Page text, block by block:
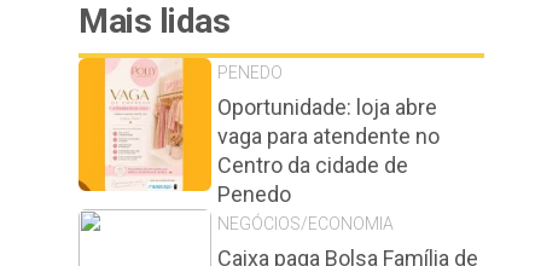
Mais lidas
PENEDO
Oportunidade: loja abre
vaga para atendente no
Centro da cidade de
Penedo
NEGÓCIOS/ECONOMIA
Caixa paga Bolsa Família de